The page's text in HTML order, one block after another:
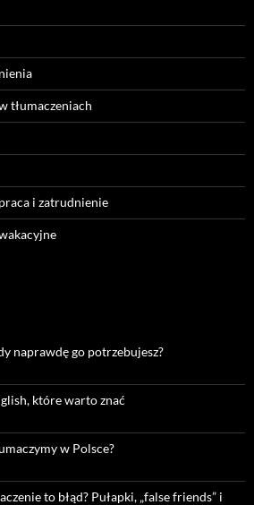
tłumaczeniach
i zatrudnienie
naprawdę go potrzebujesz?
które warto znać
w Polsce?
to błąd? Pułapki, „false friends” i